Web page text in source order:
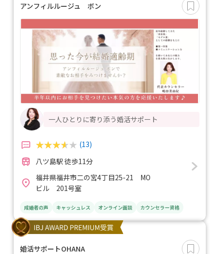
アンフィルルージュ ボン
一人ひとりに寄り添う婚活サポート
(13)
八ツ島駅 徒歩11分
福井県福井市二の宮4丁目25-21 MO
ビル 201号室
成婚者の声 キャッシュレス オンライン面談 カウンセラー資格
婚活サポートOHANA